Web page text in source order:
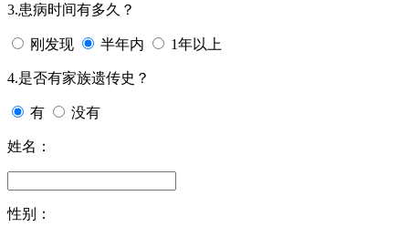
3.患病时间有多久？
刚发现 半年内 1年以上
4.是否有家族遗传史？
有 没有
姓名：
性别：